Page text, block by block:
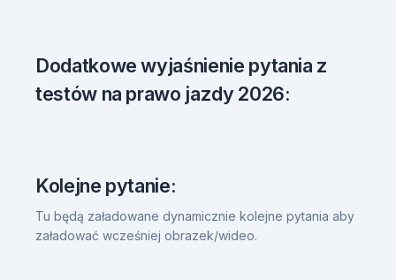
Dodatkowe wyjaśnienie pytania z
testów na prawo jazdy 2026:
Kolejne pytanie:
Tu będą załadowane dynamicznie kolejne pytania aby
załadować wcześniej obrazek/wideo.